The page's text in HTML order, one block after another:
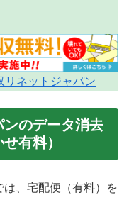
リネットジャパン
のデータ消去
有料）
、宅配便（有料）を